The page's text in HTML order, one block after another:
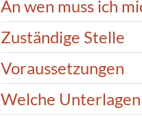
An wen muss ich
Zuständige Stelle
Voraussetzungen
Welche